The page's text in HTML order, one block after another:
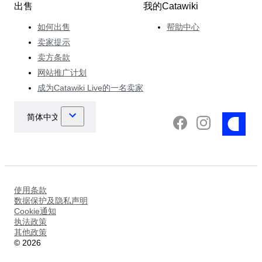
出售
如何出售
卖家提示
卖方条款
网站推广计划
成为Catawiki Live的一名卖家
我的Catawiki
帮助中心
使用条款
数据保护及隐私声明
Cookie通知
执法政策
其他政策
© 2026